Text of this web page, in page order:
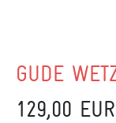
GÜDE
129,00 EUR